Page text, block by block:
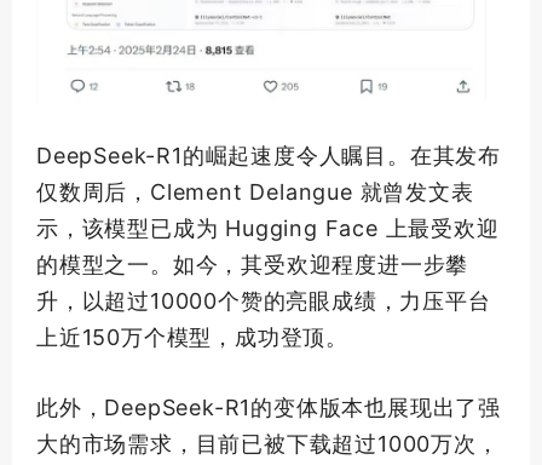
DeepSeek-R1的崛起速度令人瞩目。在其发布
仅数周后，Clement Delangue 就曾发文表
示，该模型已成为 Hugging Face 上最受欢迎
的模型之一。如今，其受欢迎程度进一步攀
升，以超过10000个赞的亮眼成绩，力压平台
上近150万个模型，成功登顶。
此外，DeepSeek-R1的变体版本也展现出了强
大的市场需求，目前已被下载超过1000万次，